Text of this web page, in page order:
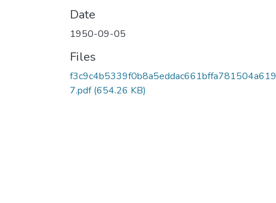
Date
1950-09-05
Files
f3c9c4b5339f0b8a5eddac661bffa781504a619
7.pdf(654.26 KB)